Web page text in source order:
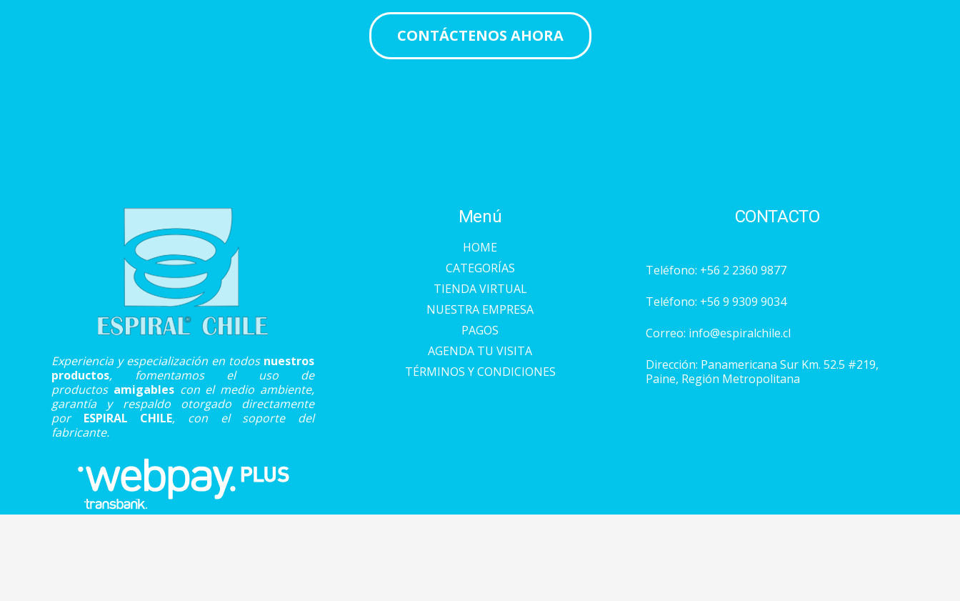
CONTÁCTENOS AHORA
Experiencia y especialización en todos nuestros
productos, fomentamos el uso de
productos amigablescon el medio ambiente,
garantía y respaldo otorgado directamente
por ESPIRAL CHILE, con el soporte del
fabricante.
Menú
HOME
CATEGORÍAS
TIENDA VIRTUAL
NUESTRA EMPRESA
PAGOS
AGENDA TU VISITA
TÉRMINOS Y CONDICIONES
CONTACTO
Teléfono: +56 2 2360 9877
Teléfono: +56 9 9309 9034
Correo: info@espiralchile.cl
Dirección: Panamericana Sur Km. 52.5 #219,
Paine, Región Metropolitana